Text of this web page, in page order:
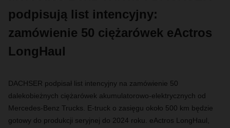
podpisują list intencyjny:
zamówienie 50 ciężarówek eActros
LongHaul
DACHSER podpisał list intencyjny na zamówienie 50
dalekobieżnych ciężarówek akumulatorowo-elektrycznych od
Mercedes-Benz Trucks. E-truck o zasięgu około 500 km będzie
gotowy do produkcji seryjnej do 2024 roku. eActros LongHaul,